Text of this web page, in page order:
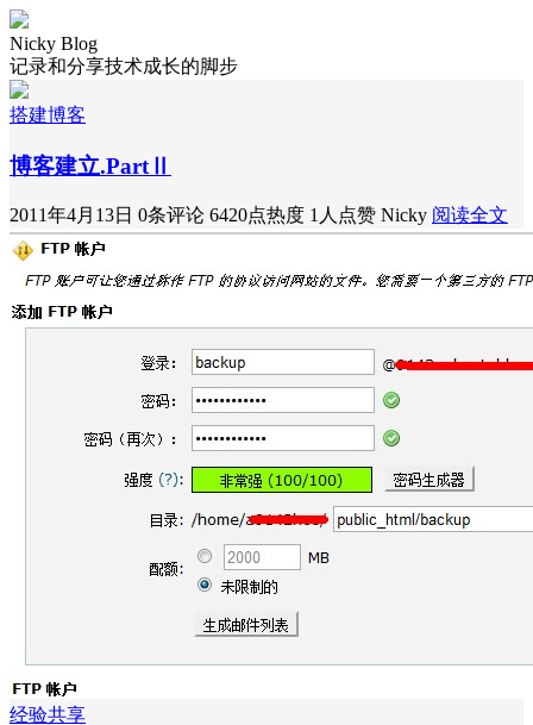
Nicky Blog
记录和分享技术成长的脚步
搭建博客
博客建立.PartⅡ
2011年4月13日 0条评论 6420点热度 1人点赞 Nicky 阅读全文
经验共享